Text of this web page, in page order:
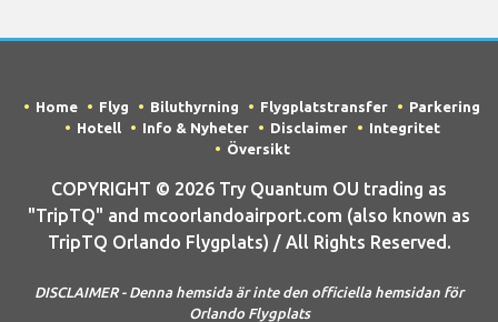
Home Flyg Biluthyrning Flygplatstransfer
Parkering
Hotell
Info & Nyheter Disclaimer
Integritet
Översikt
COPYRIGHT © 2026 Try Quantum OU trading as
"TripTQ" and mcoorlandoairport.com (also known as
TripTQ Orlando Flygplats) / All Rights Reserved.
DISCLAIMER - Denna hemsida är inte den officiella hemsidan för
Orlando Flygplats